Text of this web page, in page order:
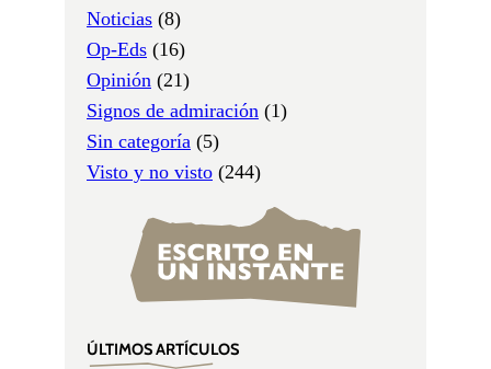
Noticias (8)
Op-Eds (16)
Opinión (21)
Signos de admiración (1)
Sin categoría (5)
Visto y no visto (244)
ÚLTIMOS ARTÍCULOS